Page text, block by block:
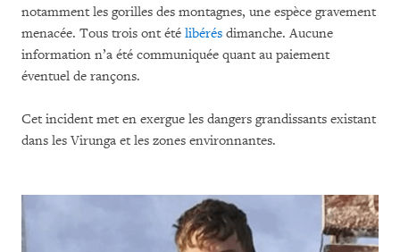
notamment les gorilles des montagnes, une espèce gravement
menacée. Tous trois ont été libérés dimanche. Aucune
information n’a été communiquée quant au paiement
éventuel de rançons.
Cet incident met en exergue les dangers grandissants existant
dans les Virunga et les zones environnantes.